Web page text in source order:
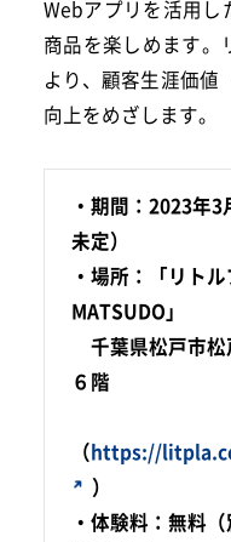
Webアプリを活用し
商品を楽しめます。
より、顧客生涯価値
向上をめざします。
・期間：2023年
未定）
・場所：「リト
MATSUDO」
千葉県松戸市
６階
（https://
）
・体験料：無料